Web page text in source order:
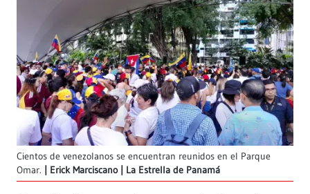
Cientos de venezolanos se encuentran reunidos en el Parque
Omar.
Erick Marciscano | La Estrella de Panamá